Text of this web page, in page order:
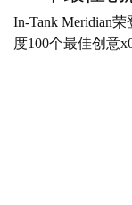
In-Tank Meridian
度100个最佳创意